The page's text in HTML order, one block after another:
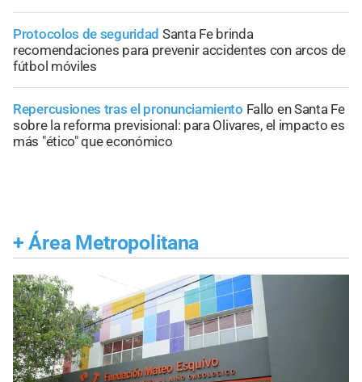
Protocolos de seguridad Santa Fe brinda
recomendaciones para prevenir accidentes con arcos de
fútbol móviles
Repercusiones tras el pronunciamiento Fallo en Santa Fe
sobre la reforma previsional: para Olivares, el impacto es
más "ético" que económico
+ Área Metropolitana